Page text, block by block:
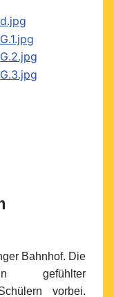
Bahnhof. Die
gefühlter
vorbei.